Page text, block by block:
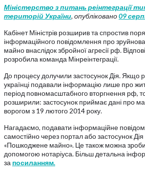
Міністерство з питань реінтеграції
територій України, опубліковано09
Кабінет Міністрів розширив та спростив
інформаційного повідомлення про
майно внаслідок збройної агресії рф.
розробила команда Мінреінтеграції.
До процесу долучили застосунок Дія. Якщо
українці подавали інформацію лише про
період повномасштабного вторгнення рф,
розширили: застосунок приймає дані про
ворогом з 19 лютого 2014 року.
Нагадаємо, подавати інформаційне
самостійно через портал або застосунок Дія
«Пошкоджене майно». Це також можна
допомогою нотаріуса. Більш детальна
за посиланням.